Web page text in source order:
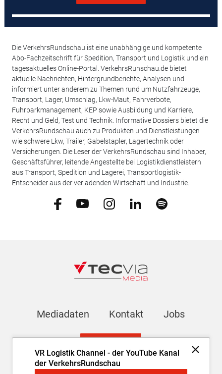
VR Logistik Channel - der YouTube Kanal
der VerkehrsRundschau
Die VerkehrsRundschau ist eine unabhängige und kompetente
Abo-Fachzeitschrift für Spedition, Transport und Logistik und ein
tagesaktuelles Online-Portal. VerkehrsRunschau.de bietet
aktuelle Nachrichten, Hintergrundberichte, Analysen und
informiert unter anderem zu Themen rund um Nutzfahrzeuge,
Transport, Lager, Umschlag, Lkw-Maut, Fahrverbote,
Fuhrparkmanagement, KEP sowie Ausbildung und Karriere,
Recht und Geld, Test und Technik. Informative Dossiers bietet die
VerkehrsRundschau auch zu Produkten und Dienstleistungen
wie schwere Lkw, Trailer, Gabelstapler, Lagertechnik oder
Versicherungen. Die Leser der VerkehrsRundschau sind Inhaber,
Geschäftsführer, leitende Angestellte bei Logistikdienstleistern
aus Transport, Spedition und Lagerei, Transportlogistik-
Entscheider aus der verladenden Wirtschaft und Industrie.
Mediadaten Kontakt Jobs